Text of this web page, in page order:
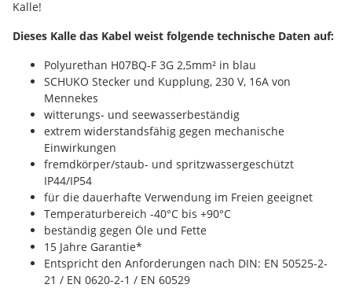
Kalle!
Dieses Kalle das Kabel weist folgende technische Daten auf:
Polyurethan H07BQ-F 3G 2,5mm² in blau
SCHUKO Stecker und Kupplung, 230 V, 16A von
Mennekes
witterungs- und seewasserbeständig
extrem widerstandsfähig gegen mechanische
Einwirkungen
fremdkörper/staub- und spritzwassergeschützt
IP44/IP54
für die dauerhafte Verwendung im Freien geeignet
Temperaturbereich -40°C bis +90°C
beständig gegen Öle und Fette
15 Jahre Garantie*
Entspricht den Anforderungen nach DIN: EN 50525-2-
21 / EN 0620-2-1 / EN 60529